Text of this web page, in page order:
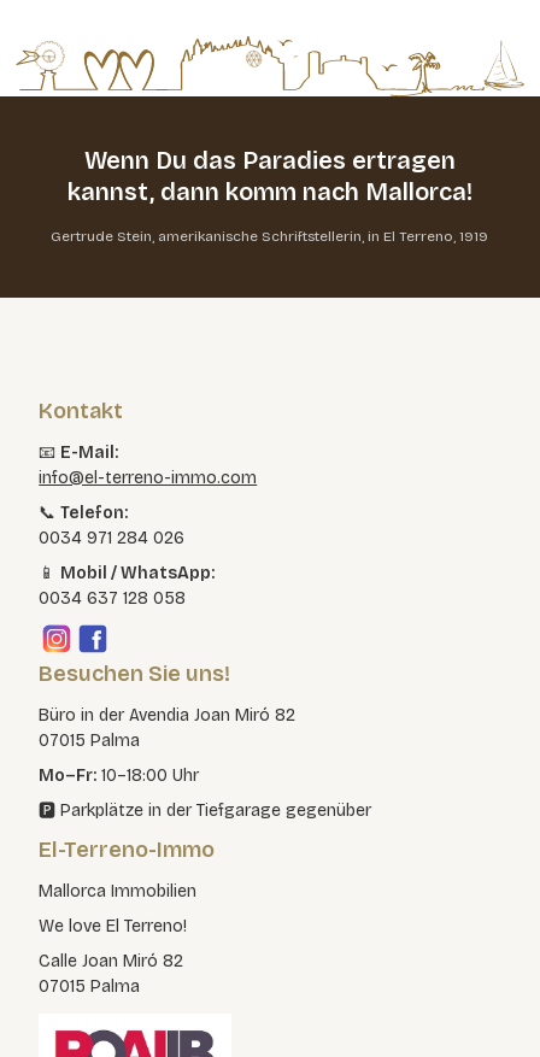
Wenn Du das Paradies ertragen
kannst,dann komm nach Mallorca!
Gertrude Stein, amerikanische Schriftstellerin, in El Terreno, 1919
Kontakt
📧 E-Mail:
info@el-terreno-immo.com
📞Telefon:
0034 971 284 026
📱 Mobil / WhatsApp:
0034 637 128 058
Besuchen Sie uns!
Büro in der Avendia Joan Miró 82
07015 Palma
Mo–Fr: 10–18:00 Uhr
🅿️ Parkplätze in der Tiefgarage gegenüber
El-Terreno-Immo
Mallorca Immobilien
We love El Terreno!
Calle Joan Miró 82
07015 Palma